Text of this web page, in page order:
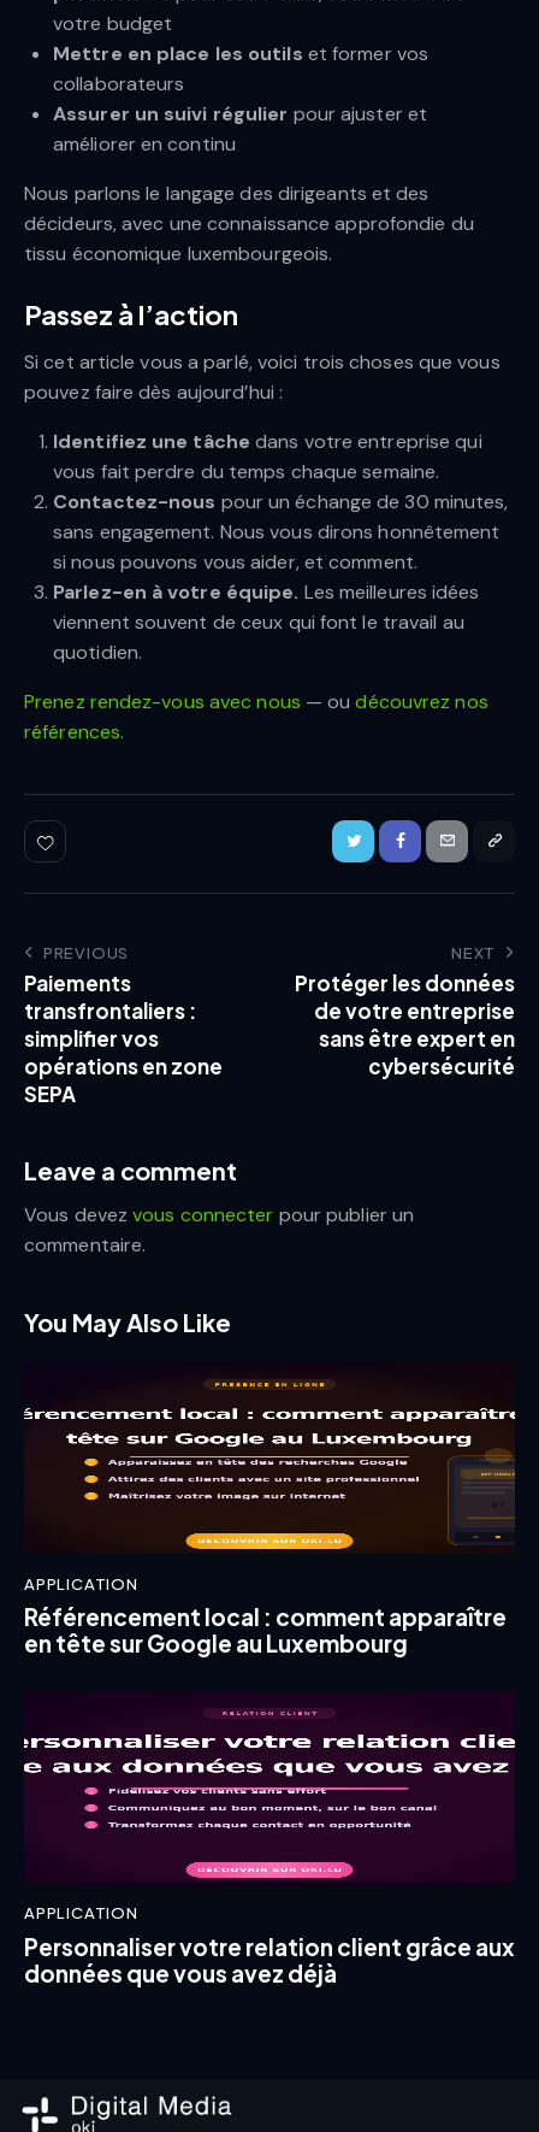
votre budget
Mettre en place les outils et former vos
collaborateurs
Assurer un suivi régulier pour ajuster et
améliorer en continu
Nous parlons le langage des dirigeants et des
décideurs, avec une connaissance approfondie du
tissu économique luxembourgeois.
Passez à l’action
Si cet article vous a parlé, voici trois choses que vous
pouvez faire dès aujourd’hui :
Identifiez une tâche dans votre entreprise qui
vous fait perdre du temps chaque semaine.
Contactez-nous pour un échange de 30 minutes,
sans engagement. Nous vous dirons honnêtement
si nous pouvons vous aider, et comment.
Parlez-en à votre équipe. Les meilleures idées
viennent souvent de ceux qui font le travail au
quotidien.
Prenez rendez-vous avec nous — oudécouvrez nos
références.
PREVIOUS
Paiements
transfrontaliers :
simplifier vos
opérations en zone
SEPA
NEXT
Protéger les données
de votre entreprise
sans être expert en
cybersécurité
Leave a comment
Vous devezvous connecter pour publier un
commentaire.
You May Also Like
APPLICATION
Référencement local : comment apparaître
en tête sur Google au Luxembourg
APPLICATION
Personnaliser votre relation client grâce aux
données que vous avez déjà